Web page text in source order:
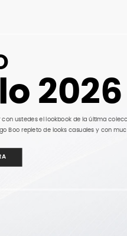
2026
con ustedes el lookbook de la última
Boo repleto de looks casuales y con